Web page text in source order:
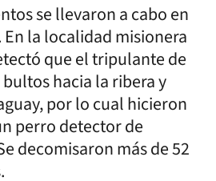
se llevaron a cabo en
En la localidad misionera
que el tripulante de
hacia la ribera y
por lo cual hicieron
perro detector de
decomisaron más de 52